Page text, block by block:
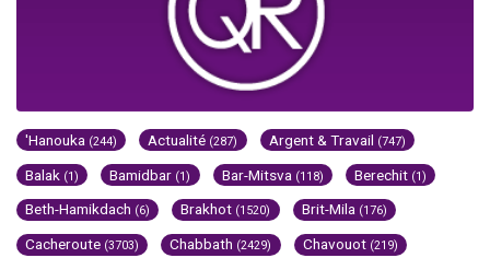
'Hanouka (244) Actualité (287) Argent & Travail (747)
Balak (1) Bamidbar (1) Bar-Mitsva (118) Berechit (1)
Beth-Hamikdach (6) Brakhot (1520) Brit-Mila (176)
Cacheroute (3703) Chabbath (2429) Chavouot (219)